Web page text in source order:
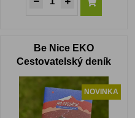
Be Nice EKO
Cestovatelský deník
Expedice
NOVINKA